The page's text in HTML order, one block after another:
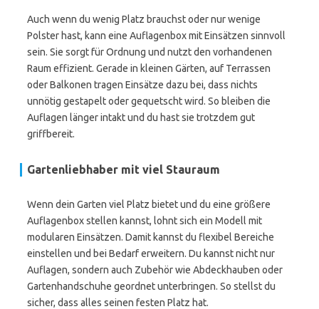
Auch wenn du wenig Platz brauchst oder nur wenige
Polster hast, kann eine Auflagenbox mit Einsätzen sinnvoll
sein. Sie sorgt für Ordnung und nutzt den vorhandenen
Raum effizient. Gerade in kleinen Gärten, auf Terrassen
oder Balkonen tragen Einsätze dazu bei, dass nichts
unnötig gestapelt oder gequetscht wird. So bleiben die
Auflagen länger intakt und du hast sie trotzdem gut
griffbereit.
Gartenliebhaber mit viel Stauraum
Wenn dein Garten viel Platz bietet und du eine größere
Auflagenbox stellen kannst, lohnt sich ein Modell mit
modularen Einsätzen. Damit kannst du flexibel Bereiche
einstellen und bei Bedarf erweitern. Du kannst nicht nur
Auflagen, sondern auch Zubehör wie Abdeckhauben oder
Gartenhandschuhe geordnet unterbringen. So stellst du
sicher, dass alles seinen festen Platz hat.